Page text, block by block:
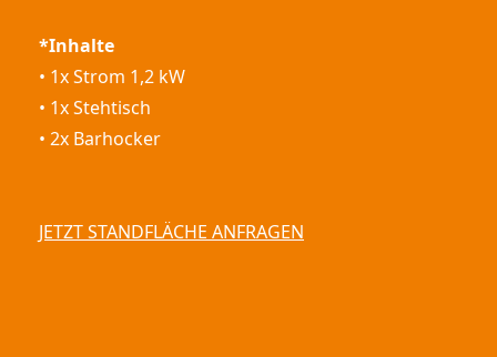
*Inhalte
• 1x Strom 1,2 kW
• 1x Stehtisch
• 2x Barhocker
JETZT STANDFLÄCHE ANFRAGEN